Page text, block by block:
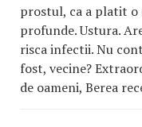
prostul, ca a platit o
profunde. Ustura.
risca infectii. Nu
fost, vecine?
de oameni, Berea